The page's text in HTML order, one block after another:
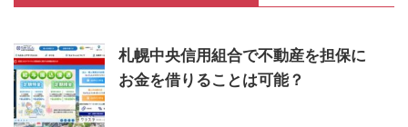
札幌中央信用組合で不動産を担保に
お金を借りることは可能？